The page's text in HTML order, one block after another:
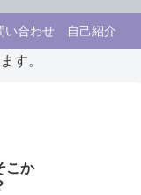
い合わせ 自己紹介
す。
こか